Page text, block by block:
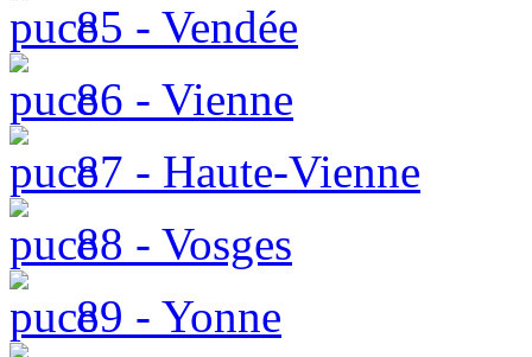
85 - Vendée
86 - Vienne
87 - Haute-Vienne
88 - Vosges
89 - Yonne